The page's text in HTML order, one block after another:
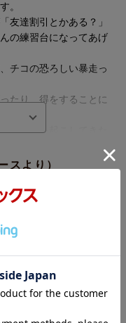
。
友達割引とかある？」
の練習台になってあげ
チコの恐ろしい暴走っ
たり、得をすることに
す…。
ラブルを起こしてきた
たのか、彼女の生い立
いて、深く人生を考え
す。
スより）
様なまでに人の物を欲
ゃんに絡まれた結果、
話コミックエッセイ。
第２話 チコちゃんは
事件／第４話 チコち